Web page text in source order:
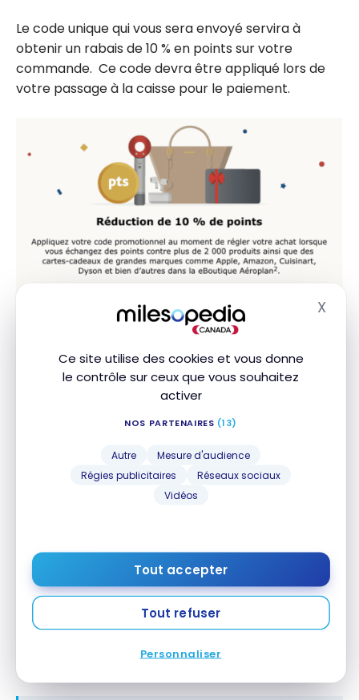
Ce site utilise des cookies et vous donne
le contrôle sur ceux que vous souhaitez
activer
NOS PARTENAIRES (13)
Autre
Mesure d'audience
Régies publicitaires
Réseaux sociaux
Vidéos
Tout accepter
Tout refuser
Personnaliser
X
Le code unique qui vous sera envoyé servira à
obtenir un rabais de 10 % en points sur votre
commande. Ce code devra être appliqué lors de
votre passage à la caisse pour le paiement.
100 points Aéroplan
Le choix le plus facile, mais qui rapporte le moins.
100 points Aéroplan
seront déposés dans le
compte Aéroplan seulement qu’en cliquant sur
”. Il peut y avoir un délai pour le
Si vous avez unstatut Aéroplan Élite, le nombre de
points pourrait être plus élevé. Par exemple, un
grâce à son statut 25K!